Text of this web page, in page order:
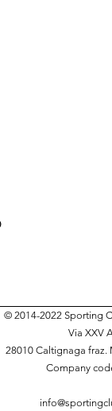
© 2014-2022 Sporting
Via XXV
28010 Caltignaga fraz.
Company